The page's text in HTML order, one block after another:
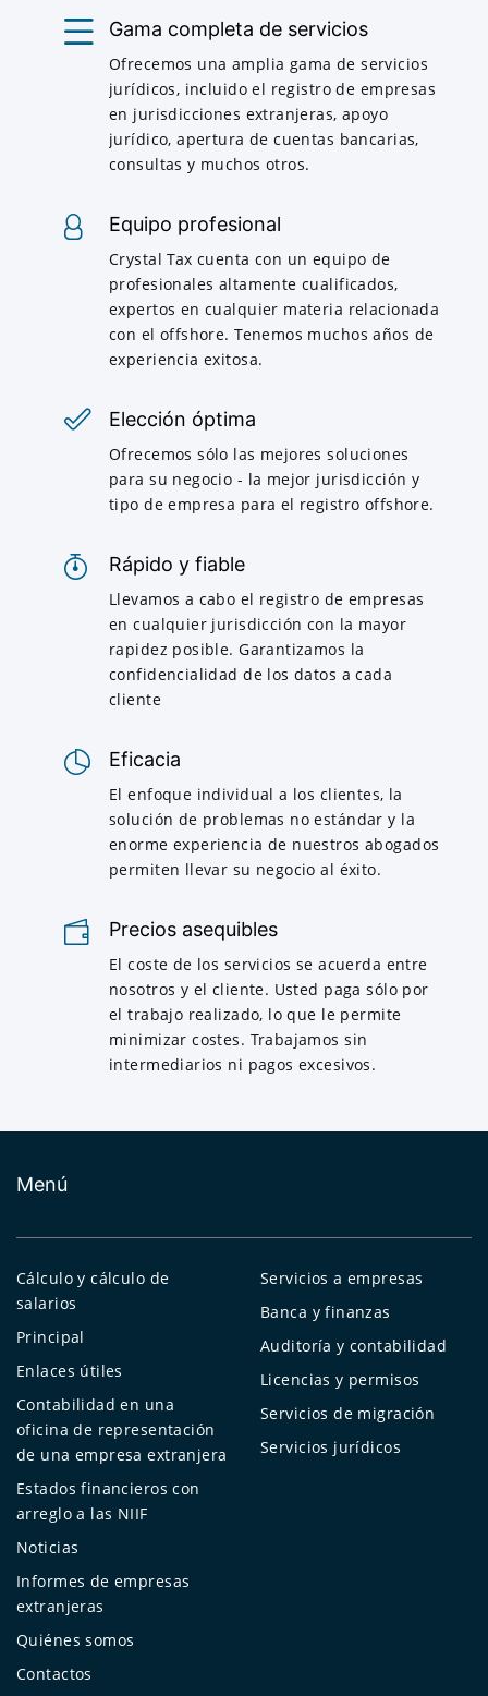
Gama completa de servicios
Ofrecemos una amplia gama de servicios
jurídicos, incluido el registro de empresas
en jurisdicciones extranjeras, apoyo
jurídico, apertura de cuentas bancarias,
consultas y muchos otros.
Equipo profesional
Crystal Tax cuenta con un equipo de
profesionales altamente cualificados,
expertos en cualquier materia relacionada
con el offshore. Tenemos muchos años de
experiencia exitosa.
Elección óptima
Ofrecemos sólo las mejores soluciones
para su negocio - la mejor jurisdicción y
tipo de empresa para el registro offshore.
Rápido y fiable
Llevamos a cabo el registro de empresas
en cualquier jurisdicción con la mayor
rapidez posible. Garantizamos la
confidencialidad de los datos a cada
cliente
Eficacia
El enfoque individual a los clientes, la
solución de problemas no estándar y la
enorme experiencia de nuestros abogados
permiten llevar su negocio al éxito.
Precios asequibles
El coste de los servicios se acuerda entre
nosotros y el cliente. Usted paga sólo por
el trabajo realizado, lo que le permite
minimizar costes. Trabajamos sin
intermediarios ni pagos excesivos.
Menú
Cálculo y cálculo de
salarios
Principal
Enlaces útiles
Contabilidad en una
oficina de representación
de una empresa extranjera
Estados financieros con
arreglo a las NIIF
Noticias
Informes de empresas
extranjeras
Quiénes somos
Contactos
Servicios a empresas
Banca y finanzas
Auditoría y contabilidad
Licencias y permisos
Servicios de migración
Servicios jurídicos